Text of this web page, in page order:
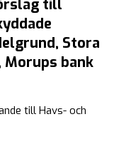
till
Stora
Morups bank
till Havs- och